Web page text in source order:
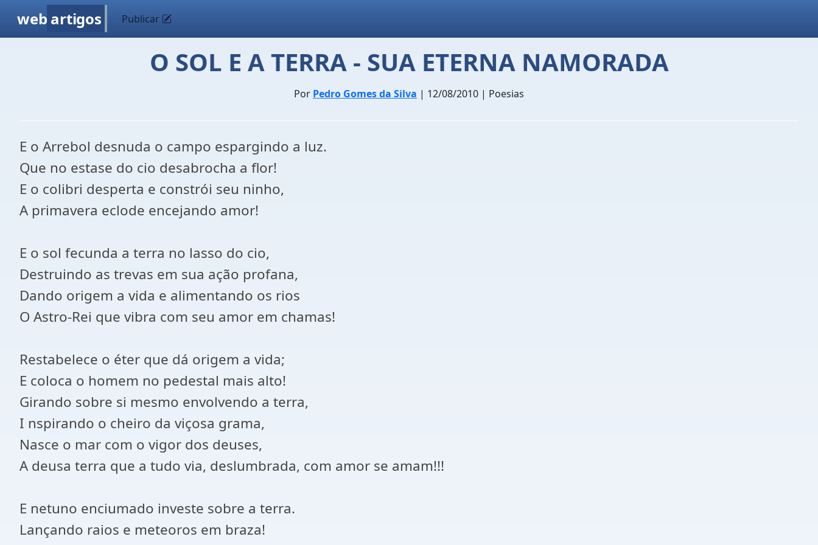
web artigos Publicar
O SOL E A TERRA - SUA ETERNA NAMORADA
Por Pedro Gomes da Silva | 12/08/2010 | Poesias
E o Arrebol desnuda o campo espargindo a luz.
Que no estase do cio desabrocha a flor!
E o colibri desperta e constrói seu ninho,
A primavera eclode encejando amor!
E o sol fecunda a terra no lasso do cio,
Destruindo as trevas em sua ação profana,
Dando origem a vida e alimentando os rios
O Astro-Rei que vibra com seu amor em chamas!
Restabelece o éter que dá origem a vida;
E coloca o homem no pedestal mais alto!
Girando sobre si mesmo envolvendo a terra,
I nspirando o cheiro da viçosa grama,
Nasce o mar com o vigor dos deuses,
A deusa terra que a tudo via, deslumbrada, com amor se amam!!!
E netuno enciumado investe sobre a terra.
Lançando raios e meteoros em braza!